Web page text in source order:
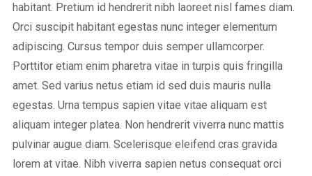
habitant. Pretium id hendrerit nibh laoreet nisl fames diam.
Orci suscipit habitant egestas nunc integer elementum
adipiscing. Cursus tempor duis semper ullamcorper.
Porttitor etiam enim pharetra vitae in turpis quis fringilla
amet. Sed varius netus etiam id sed duis mauris nulla
egestas. Urna tempus sapien vitae vitae aliquam est
aliquam integer platea. Non hendrerit viverra nunc mattis
pulvinar augue diam. Scelerisque eleifend cras gravida
lorem at vitae. Nibh viverra sapien netus consequat orci